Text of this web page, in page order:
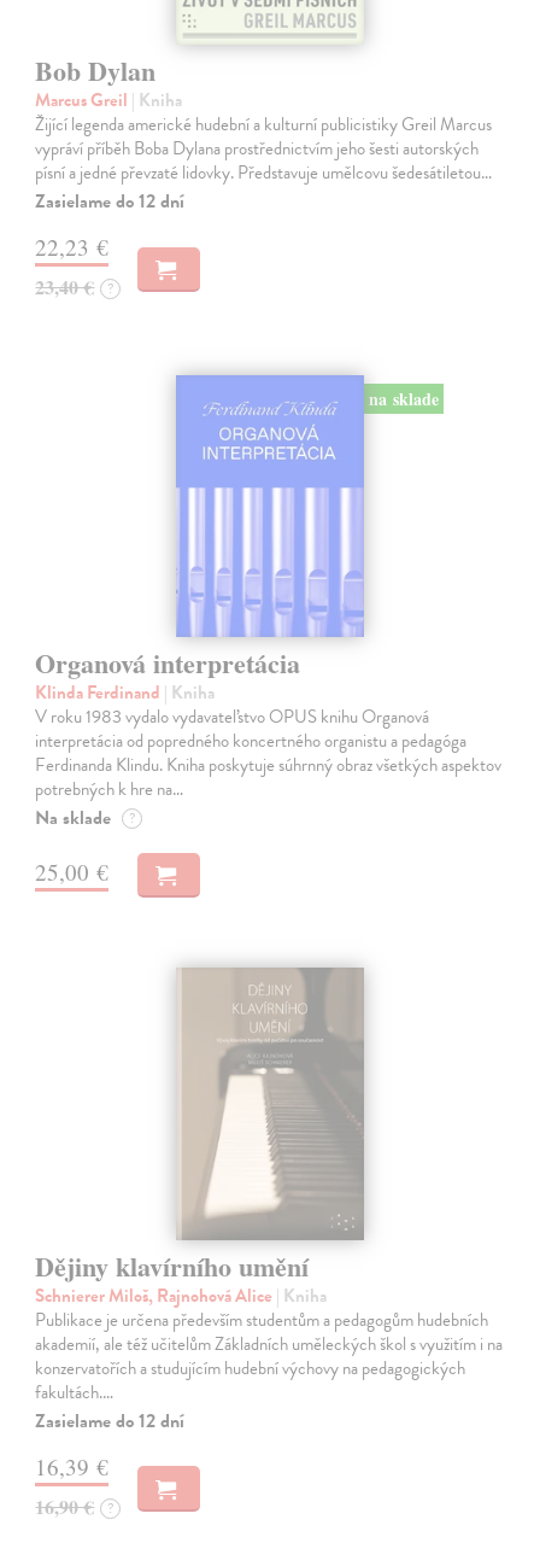
Bob Dylan
Marcus Greil | Kniha
Žijící legenda americké hudební a kulturní publicistiky Greil Marcus
vypráví příběh Boba Dylana prostřednictvím jeho šesti autorských
písní a jedné převzaté lidovky. Představuje umělcovu šedesátiletou…
Zasielame do 12 dní
22,23 €
23,40 € ?
na sklade
Organová interpretácia
Klinda Ferdinand | Kniha
V roku 1983 vydalo vydavateľstvo OPUS knihu Organová
interpretácia od popredného koncertného organistu a pedagóga
Ferdinanda Klindu. Kniha poskytuje súhrnný obraz všetkých aspektov
potrebných k hre na…
Na sklade ?
25,00 €
Dějiny klavírního umění
Schnierer Miloš, Rajnohová Alice | Kniha
Publikace je určena především studentům a pedagogům hudebních
akademií, ale též učitelům Základních uměleckých škol s využitím i na
konzervatořích a studujícím hudební výchovy na pedagogických
fakultách.…
Zasielame do 12 dní
16,39 €
16,90 € ?